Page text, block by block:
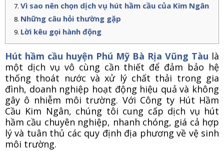
Vì sao nên chọn dịch vụ hút hầm cầu của Kim Ngân
Những câu hỏi thường gặp
Lời kêu gọi hành động
Hút hầm cầu huyện Phú Mỹ Bà Rịa Vũng Tàu là
một dịch vụ vô cùng cần thiết để đảm bảo hệ
thống thoát nước và xử lý chất thải trong gia
đình, doanh nghiệp hoạt động hiệu quả và không
gây ô nhiễm môi trường. Với Công ty Hút Hầm
Cầu Kim Ngân, chúng tôi cung cấp dịch vụ hút
hầm cầu chuyên nghiệp, nhanh chóng, giá cả hợp
lý và tuân thủ các quy định địa phương về vệ sinh
môi trường.